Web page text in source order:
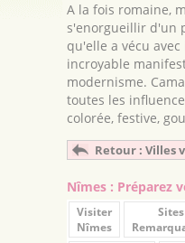
A la fois romaine,
s'enorgueillir d'un
qu'elle a vécu
incroyable
modernisme.
toutes les
colorée, festive,
Retour : Villes
Nîmes : Préparez
Visiter
Nîmes
Sites